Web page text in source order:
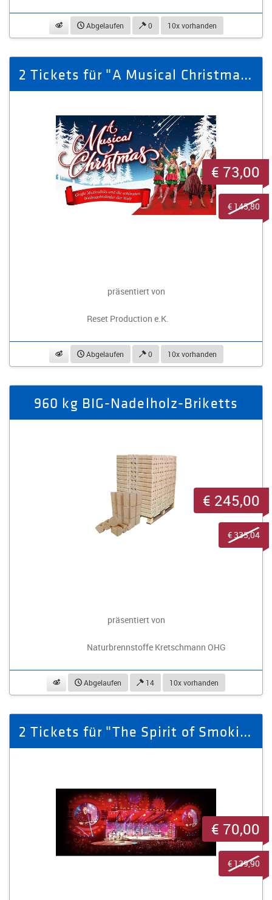
beobachtenAbgelaufen 0 10x vorhanden
2 Tickets für "A Musical Christmas" am 19.12.2025 in Zwickau
präsentiert von
Reset Production e.K.
beobachtenAbgelaufen 0 10x vorhanden
€ 73,00
€ 145,80
960 kg BIG-Nadelholz-Briketts
präsentiert von
Naturbrennstoffe Kretschmann OHG
beobachtenAbgelaufen 14 10x vorhanden
€ 245,00
€ 335,04
2 Tickets für "The Spirit of Smokie" 15.02.26 Kulturpalast Dresden
€ 70,00
€ 139,90